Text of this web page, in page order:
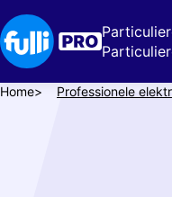
Overslaan
en
naar
de
inhoud
Kruimelpad
Home Professionele